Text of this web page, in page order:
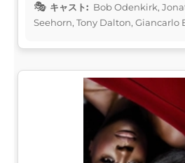
キャスト: Bob Odenkirk,
Seehorn, Tony Dalton, Giancarlo